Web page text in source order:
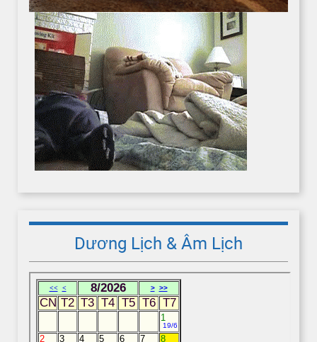
Dương Lịch & Âm Lịch